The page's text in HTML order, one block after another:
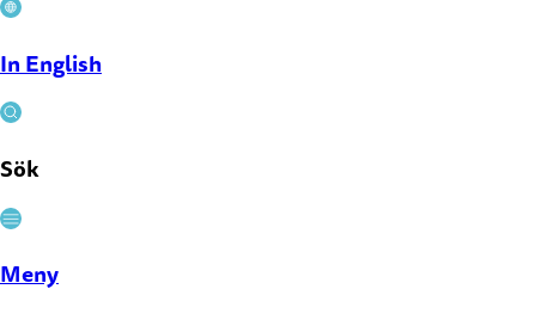
In English
Sök
Stäng
Meny